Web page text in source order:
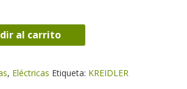
al carrito
, Eléctricas Etiqueta: KREIDLER